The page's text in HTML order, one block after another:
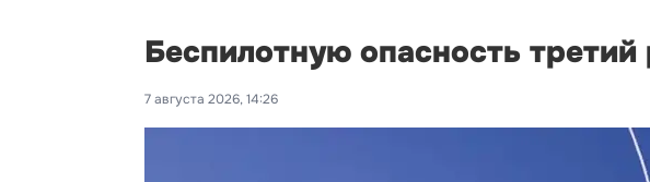
Беспилотную опасность третий
7 августа 2026, 14:26